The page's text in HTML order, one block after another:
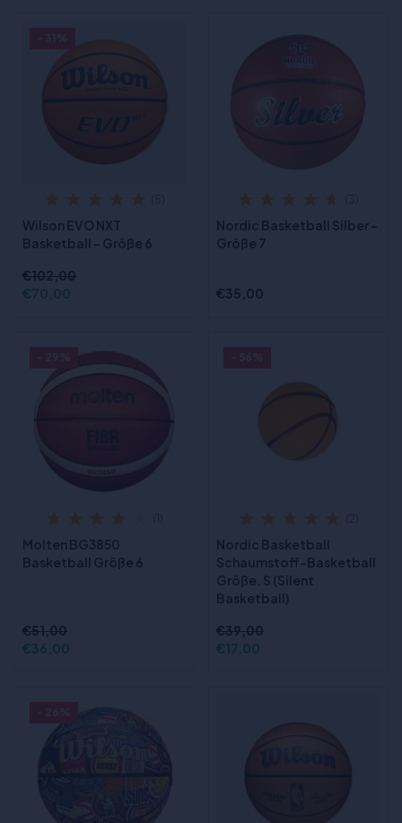
Wilson EVO NXT
Basketball - Größe 6
€102,00
€70,00
Nordic Basketball Silber -
Größe 7
€35,00
Molten BG3850
Basketball Größe 6
€51,00
€36,00
Nordic Basketball
Schaumstoff-Basketball
Größe. S (Silent
Basketball)
€39,00
€17,00